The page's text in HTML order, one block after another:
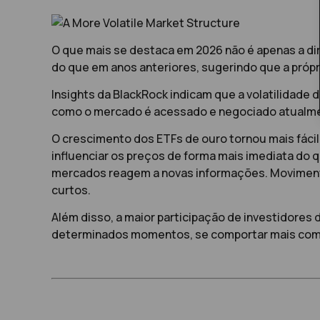
O que mais se destaca em 2026 não é apenas a
do que em anos anteriores, sugerindo que a
Insights daBlackRockindicam que a volatilidade
como o mercado é acessado e negociado
O crescimento dos ETFs de ouro tornou mais
influenciar os preços de forma mais imediata do
mercados reagem a novas informações.
curtos.
Além disso, a maior participação de
determinados momentos, se comportar mais